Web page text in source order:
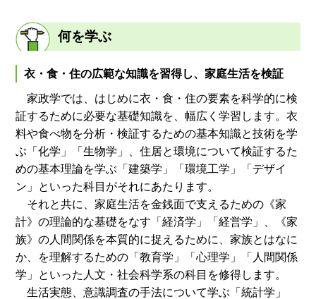
何を学ぶ
衣・食・住の広範な知識を習得し、家庭生活を検証
家政学では、はじめに衣・食・住の要素を科学的に検
証するために必要な基礎知識を、幅広く学習します。衣
料や食べ物を分析・検証するための基本知識と技術を学
ぶ「化学」「生物学」、住居と環境について検証するた
めの基本理論を学ぶ「建築学」「環境工学」「デザイ
ン」といった科目がそれにあたります。
それと共に、家庭生活を金銭面で支えるための《家
計》の理論的な基礎をなす「経済学」「経営学」、《家
族》の人間関係を本質的に捉えるために、家族とはなに
か、を理解するための「教育学」「心理学」「人間関係
学」といった人文・社会科学系の科目を修得します。
生活実態、意識調査の手法について学ぶ「統計学」